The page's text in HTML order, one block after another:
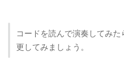
コードを読んで演奏してみ
更してみましょう。